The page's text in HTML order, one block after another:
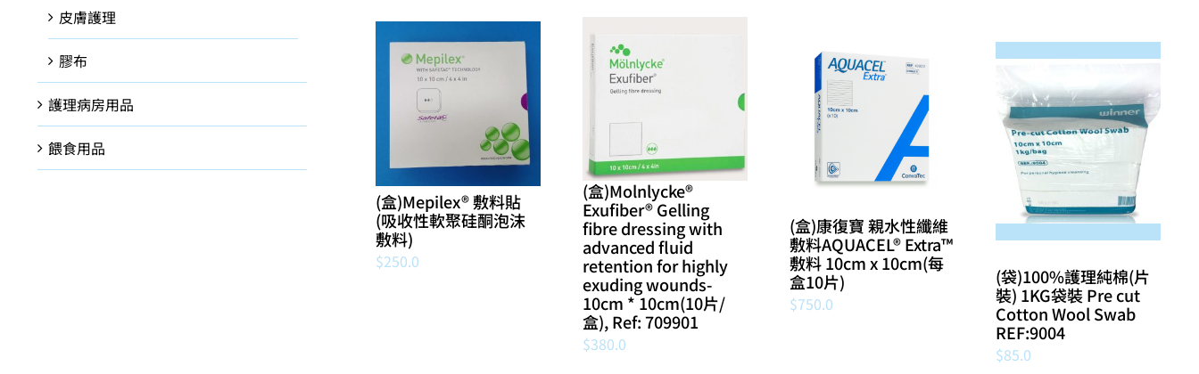
(盒)Mepilex® 敷料貼
(吸收性軟聚硅酮泡沫
敷料)
$250.0
(盒)Molnlycke®
Exufiber® Gelling
fibre dressing with
advanced fluid
retention for highly
exuding wounds-
10cm * 10cm(10片/
盒), Ref: 709901
$380.0
(盒)康復寶 親水性纖維
敷料AQUACEL® Extra™
敷料 10cm x 10cm(每
盒10片)
$750.0
(袋)100%護理純棉(片
裝) 1KG袋裝 Pre cut
Cotton Wool Swab
REF:9004
$85.0
皮膚護理
膠布
護理病房用品
餵食用品